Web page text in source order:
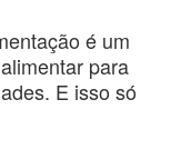
é um
para
E isso só